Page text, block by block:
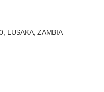
LUSAKA, ZAMBIA